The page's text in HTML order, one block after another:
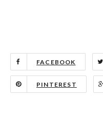
FACEBOOK
PINTEREST